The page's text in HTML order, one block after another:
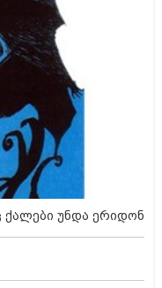
ქალები უნდა ერიდონ